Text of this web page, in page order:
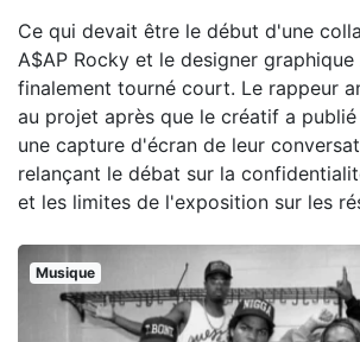
Ce qui devait être le début d'une
A$AP Rocky et le designer graphique
finalement tourné court. Le rappeur
au projet après que le créatif a
une capture d'écran de leur
relançant le débat sur la
et les limites de l'exposition sur les
Musique